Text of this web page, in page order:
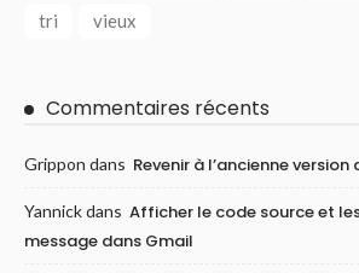
tri
vieux
Commentaires récents
Grippon dans Revenir à l’ancienne version
Yannickdans Afficher le code source et
message dans Gmail